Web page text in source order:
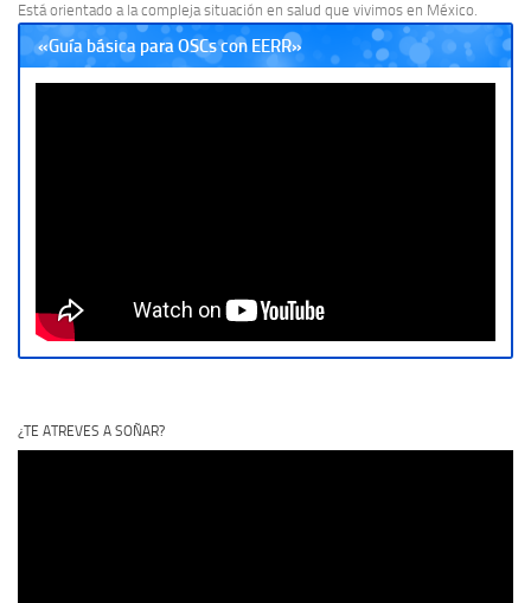
Está orientado a la compleja situación en salud que vivimos en México.
«Guía básica para OSCs con EERR»
¿TE ATREVES A SOÑAR?